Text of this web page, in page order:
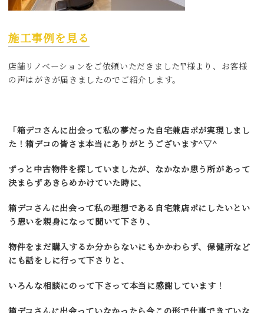
施工事例を見る
店舗リノベーションをご依頼いただきましたT様より、お客様
の声はがきが届きましたのでご紹介します。
「箱デコさんに出会って私の夢だった自宅兼店ポが実現しまし
た！箱デコの皆さま本当にありがとうございます^▽^
ずっと中古物件を探していましたが、なかなか思う所があって
決まらずあきらめかけていた時に、
箱デコさんに出会って私の理想である自宅兼店ポにしたいとい
う思いを親身になって聞いて下さり、
物件をまだ購入するか分からないにもかかわらず、保健所など
にも話をしに行って下さりと、
いろんな相談にのって下さって本当に感謝しています！